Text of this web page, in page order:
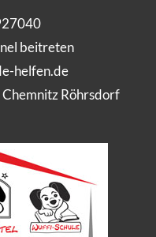
beitreten
helfen.de
Röhrsdorf